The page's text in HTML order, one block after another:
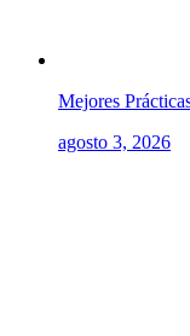
Mejores
agosto 3, 2026